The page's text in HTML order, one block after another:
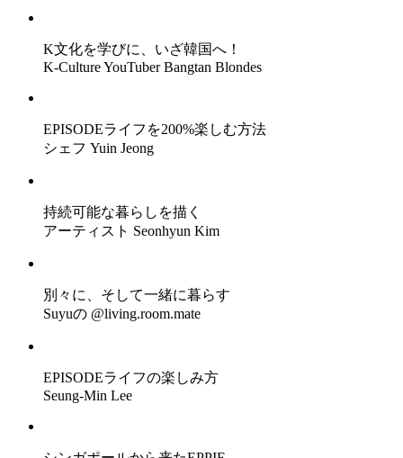
K文化を学びに、いざ韓国へ！
K-Culture YouTuber Bangtan Blondes
EPISODEライフを200%楽しむ方法
シェフ Yuin Jeong
持続可能な暮らしを描く
アーティスト Seonhyun Kim
別々に、そして一緒に暮らす
Suyuの @living.room.mate
EPISODEライフの楽しみ方
Seung-Min Lee